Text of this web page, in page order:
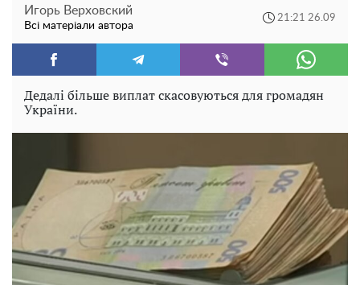
Игорь Верховский
Всі матеріали автора
21:21 26.09
Дедалі більше виплат скасовуються для громадян
України.